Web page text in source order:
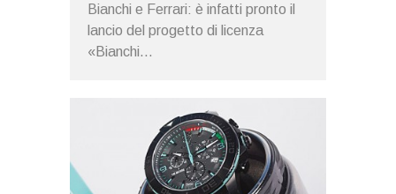
Bianchi e Ferrari: è infatti pronto il
lancio del progetto di licenza
«Bianchi...